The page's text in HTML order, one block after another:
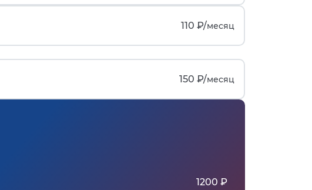
110 ₽/месяц
150 ₽/месяц
1200 ₽